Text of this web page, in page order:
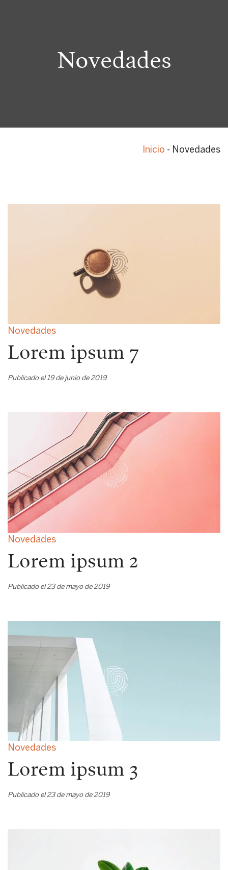
Novedades
Inicio - Novedades
Novedades
Lorem ipsum 7
Publicado el 19 de junio de 2019
Novedades
Lorem ipsum 2
Publicado el 23 de mayo de 2019
Novedades
Lorem ipsum 3
Publicado el 23 de mayo de 2019